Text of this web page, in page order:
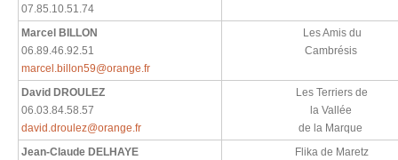
07.85.10.51.74
Marcel BILLON
06.89.46.92.51
marcel.billon59@orange.fr
Les Amis du
Cambrésis
David DROULEZ
06.03.84.58.57
david.droulez@orange.fr
Les Terriers de
la Vallée
de la Marque
Jean-Claude DELHAYE
Flika de Maretz